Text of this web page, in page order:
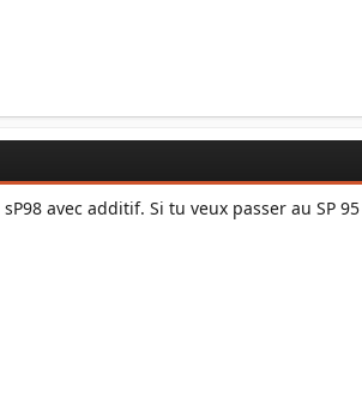
sP98 avec additif. Si tu veux passer au SP